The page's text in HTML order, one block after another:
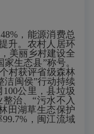
%， 能源消费总
升。农村人居环
美丽乡村建设全
家生态县”称号。
村获评省级森林
洁闽侯”行动持续
公里，县垃圾
治、 “污水不入
田湖草生态保护
，闽江流域